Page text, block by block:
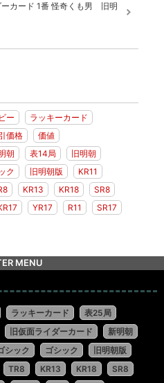
ーカード 1番 怪奇くも男 旧明
ー
ラッキーカード
価格
価値
朝 表14局
旧明朝
ク 旧明朝版
KR11
KR13 KR18
SR8
YR17 R11 SR17
MENU
ラッキーカード
表25局
旧仮面ライダーカード
新明朝
シック ゴシック
旧明朝版
TR8 KR13 KR18
SR8